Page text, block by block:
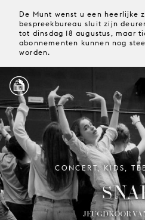
De Munt wenst u een heerlijke
bespreekbureau sluit zijn
tot dinsdag 18 augustus, maar
abonnementen kunnen nog
worden.
CONCERT, KIDS,
JEUGDKOOR